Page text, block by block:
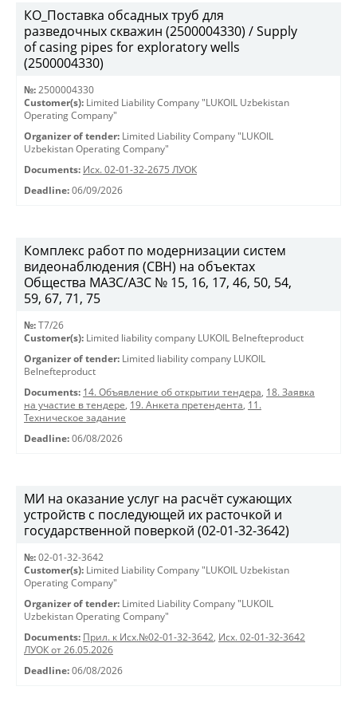
КО_Поставка обсадных труб для
разведочных скважин (2500004330) / Supply
of casing pipes for exploratory wells
(2500004330)
№: 2500004330
Customer(s): Limited Liability Company "LUKOIL Uzbekistan
Operating Company"
Organizer of tender: Limited Liability Company "LUKOIL
Uzbekistan Operating Company"
Documents: Исх. 02-01-32-2675 ЛУОК
Deadline: 06/09/2026
Комплекс работ по модернизации систем
видеонаблюдения (СВН) на объектах
Общества МАЗС/АЗС № 15, 16, 17, 46, 50, 54,
59, 67, 71, 75
№: T7/26
Customer(s): Limited liability company LUKOIL Belnefteproduct
Organizer of tender: Limited liability company LUKOIL
Belnefteproduct
Documents: 14. Объявление об открытии тендера, 18. Заявка
на участие в тендере, 19. Анкета претендента, 11.
Техническое задание
Deadline: 06/08/2026
МИ на оказание услуг на расчёт сужающих
устройств с последующей их расточкой и
государственной поверкой (02-01-32-3642)
№: 02-01-32-3642
Customer(s): Limited Liability Company "LUKOIL Uzbekistan
Operating Company"
Organizer of tender: Limited Liability Company "LUKOIL
Uzbekistan Operating Company"
Documents: Прил. к Исх.№02-01-32-3642, Исх. 02-01-32-3642
ЛУОК от 26.05.2026
Deadline: 06/08/2026